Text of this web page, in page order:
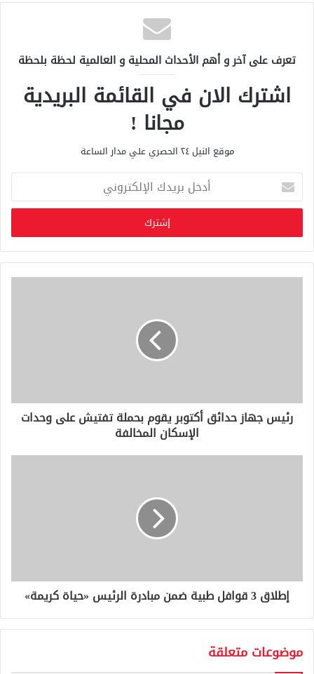
تعرف على آخر و أهم الأحداث المحلية و العالمية لحظة بلحظة
اشترك الان في القائمة البريدية
مجانا !
موقع النيل ٢٤ الحصري علي مدار الساعة
خ
ب
ر
ي
د
ر
رئيس جهاز حدائق أكتوبر يقوم بحملة تفتيش على وحدات
الإسكان المخالفة
إطلاق 3 قوافل طبية ضمن مبادرة الرئيس «حياة كريمة»
موضوعات متعلقة